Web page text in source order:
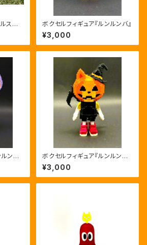
スレ
ボクセルフィギュア『ルンルンバ』
¥3,000
ンバ
ボクセルフィギュア『ルンルンバ
オランタン』
¥3,000